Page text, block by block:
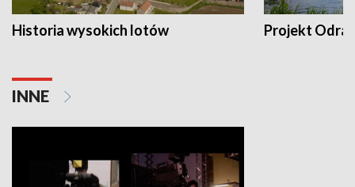
Historia wysokich lotów Projekt Odra
INNE